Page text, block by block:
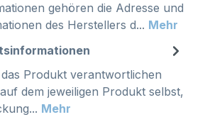
gehören die Adresse und
des Herstellers d... Mehr
Produkt verantwortlichen
dem jeweiligen Produkt selbst,
Mehr